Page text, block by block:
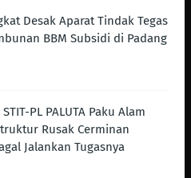
Desak Aparat Tindak Tegas
BBM Subsidi di Padang
PL PALUTA Paku Alam
Rusak Cerminan
Jalankan Tugasnya